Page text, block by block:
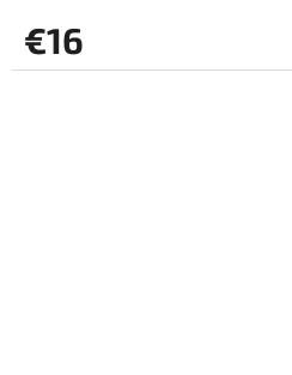
€16